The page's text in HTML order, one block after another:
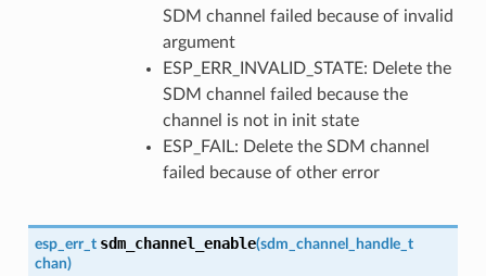
SDM channel failed because of invalid
argument
ESP_ERR_INVALID_STATE: Delete the
SDM channel failed because the
channel is not in init state
ESP_FAIL: Delete the SDM channel
failed because of other error
esp_err_t sdm_channel_enable(sdm_channel_handle_t
chan)